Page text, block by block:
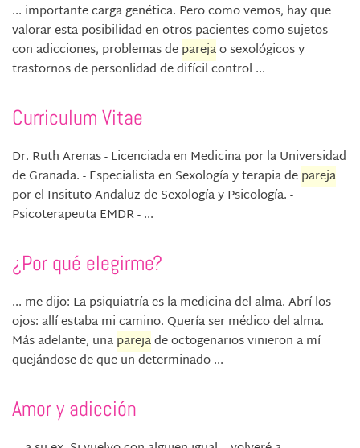
... importante carga genética. Pero como vemos, hay que
valorar esta posibilidad en otros pacientes como sujetos
con adicciones, problemas deparejao sexológicos y
trastornos de personlidad de difícil control ...
Curriculum Vitae
Dr. Ruth Arenas - Licenciada en Medicina por la Universidad
de Granada. - Especialista en Sexología y terapia depareja
por el Insituto Andaluz de Sexología y Psicología. -
Psicoterapeuta EMDR - ...
¿Por qué elegirme?
... me dijo: La psiquiatría es la medicina del alma. Abrí los
ojos: allí estaba mi camino. Quería ser médico del alma.
Más adelante, unaparejade octogenarios vinieron a mí
quejándose de que un determinado ...
Amor y adicción